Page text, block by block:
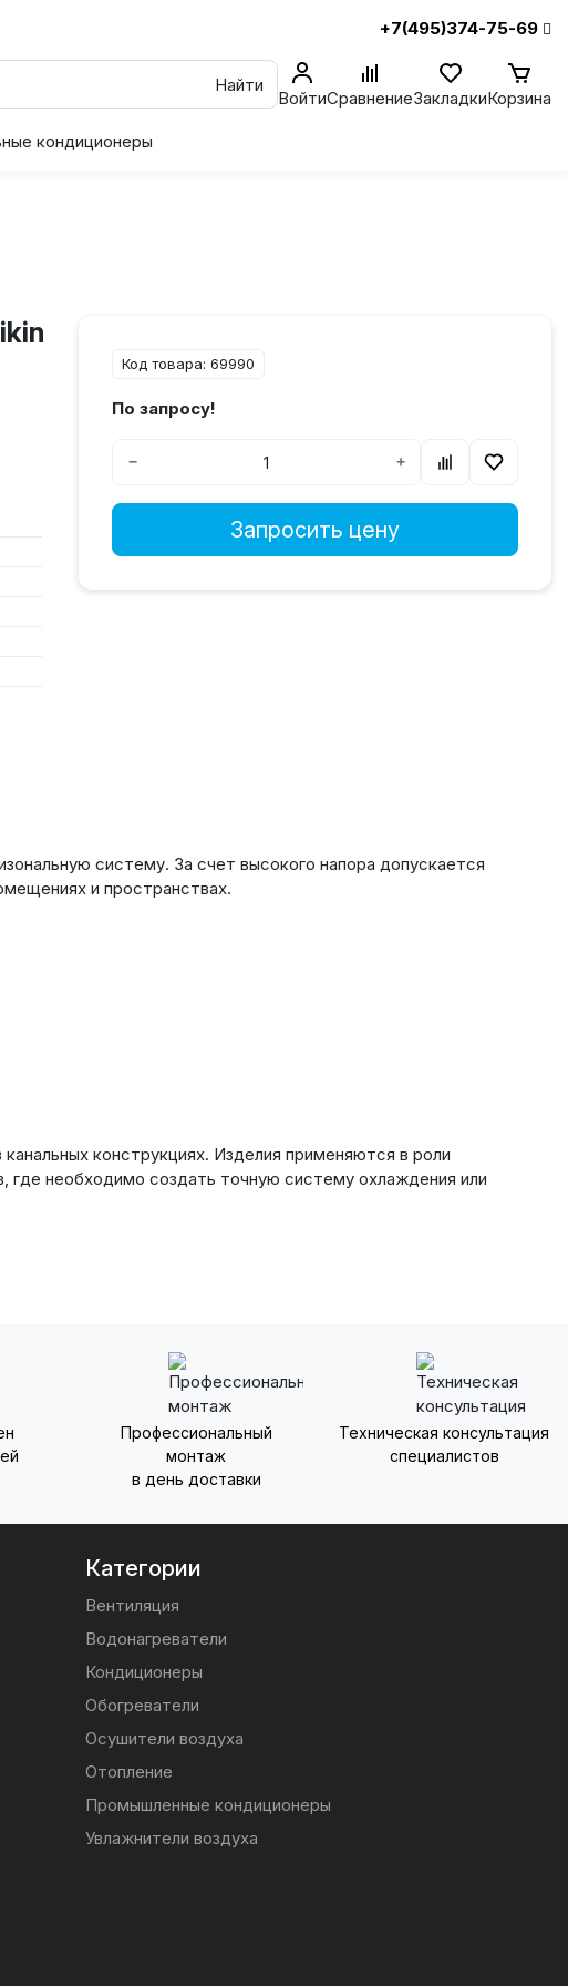
+7(495)374-75-69
Найти
ВойтиСравнениеЗакладкиКорзина
кондиционеры
Код товара: 69990
По запросу!
− +
Запросить цену
систему. За счет высокого напора допускается
и пространствах.
конструкциях. Изделия применяются в роли
где необходимо создать точную систему охлаждения или
Профессиональный
монтаж
в день доставки
Техническая консультация
специалистов
Категории
Вентиляция
Водонагреватели
Кондиционеры
Обогреватели
Осушители воздуха
Отопление
Промышленные кондиционеры
Увлажнители воздуха